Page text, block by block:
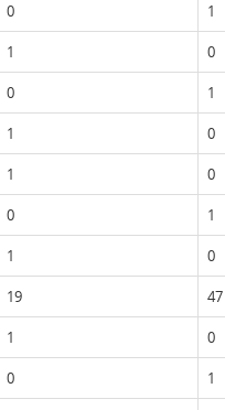
0 1
1 0
0 1
1 0
1 0
0 1
1 0
19 47
1 0
0 1